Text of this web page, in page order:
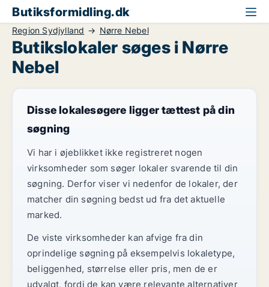
Butiksformidling.dk
Region Sydjylland Nørre Nebel
Butikslokaler søges i Nørre
Nebel
Disse lokalesøgere ligger tættest på din
søgning
Vi har i øjeblikket ikke registreret nogen
virksomheder som søger lokaler svarende til din
søgning. Derfor viser vi nedenfor de lokaler, der
matcher din søgning bedst ud fra det aktuelle
marked.
De viste virksomheder kan afvige fra din
oprindelige søgning på eksempelvis lokaletype,
beliggenhed, størrelse eller pris, men de er
udvalgt, fordi de kan være relevante alternativer